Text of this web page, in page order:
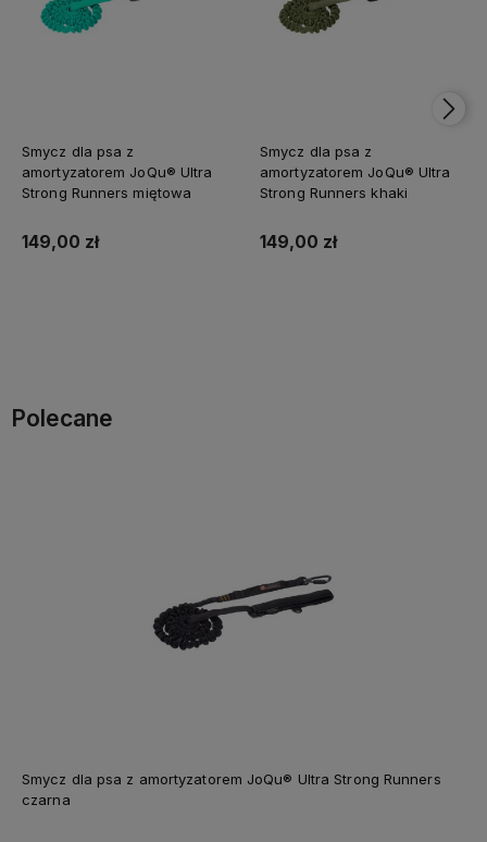
Smycz dla psa z
amortyzatorem JoQu® Ultra
Strong Runners miętowa
149,00 zł
Smycz dla psa z
amortyzatorem JoQu® Ultra
Strong Runners khaki
149,00 zł
Polecane
Smycz dla psa z amortyzatorem JoQu® Ultra Strong Runners
czarna